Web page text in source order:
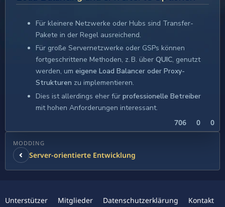
Für kleinere Netzwerke oder Hubs sind Transfer-
Pakete in der Regel ausreichend.
Für große Servernetzwerke oder GSPs können
fortgeschrittene Methoden, z. B. über QUIC, genutzt
werden, um eigene Load Balancer oder Proxy-
Strukturen zu implementieren.
Dies ist allerdings eher für professionelle Betreiber
mit hohen Anforderungen interessant.
706
0 0
MODDING
Server‑orientierte Entwicklung
Unterstützer Mitglieder Datenschutzerklärung Kontakt